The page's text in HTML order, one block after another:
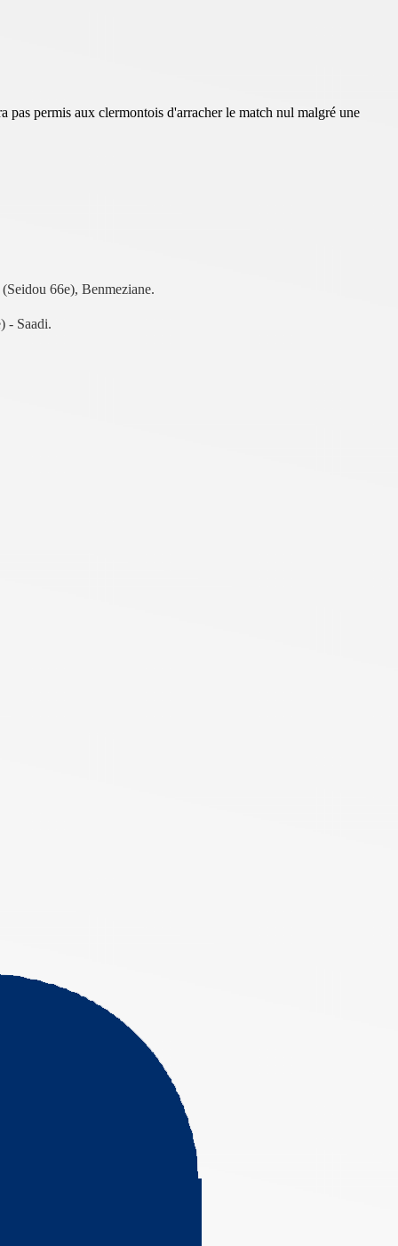
permis aux clermontois d'arracher le match nul malgré une
66e), Benmeziane.
- Saadi.